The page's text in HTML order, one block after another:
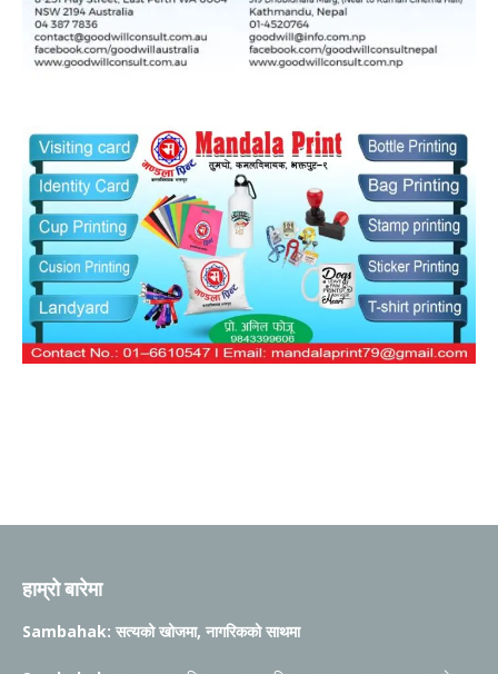
हाम्रो बारेमा
Sambahak: सत्यको खोजमा, नागरिकको साथमा